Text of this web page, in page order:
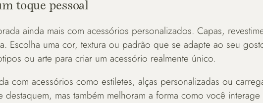
toque pessoal
ainda mais com acessórios personalizados. Capas,
Escolha uma cor, textura ou padrão que se adapte ao seu
ou arte para criar um acessório realmente único.
com acessórios como estiletes, alças personalizadas ou
mas também melhoram a forma como você